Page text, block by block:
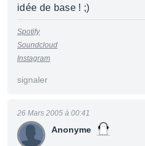
idée de base ! ;)
Spotify
Soundcloud
Instagram
signaler
Anonyme
26 Mars 2005 à 00:41